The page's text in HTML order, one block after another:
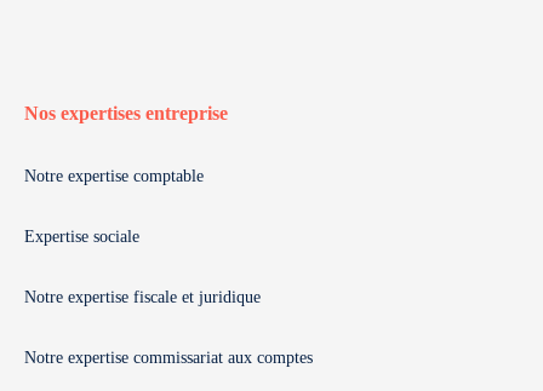
Nos expertises entreprise
Notre expertise comptable
Expertise sociale
Notre expertise fiscale et juridique
Notre expertise commissariat aux comptes